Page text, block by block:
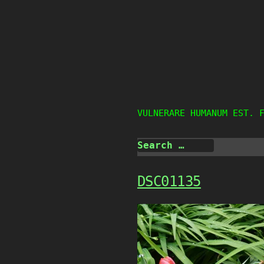
VULNERARE HUMANUM EST.
DSC01135